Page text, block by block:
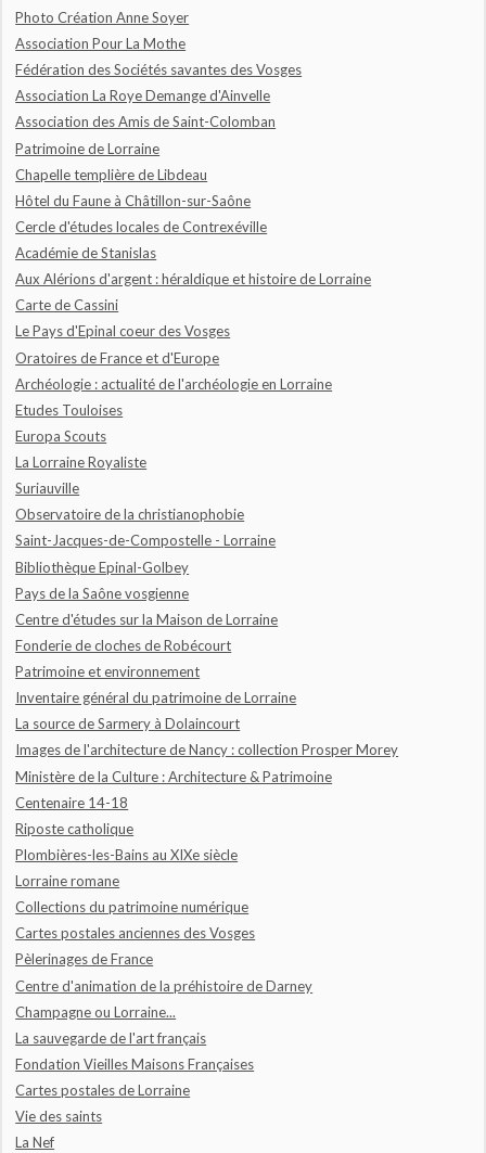
Photo Création Anne Soyer
Association Pour La Mothe
Fédération des Sociétés savantes des Vosges
Association La Roye Demange d'Ainvelle
Association des Amis de Saint-Colomban
Patrimoine de Lorraine
Chapelle templière de Libdeau
Hôtel du Faune à Châtillon-sur-Saône
Cercle d'études locales de Contrexéville
Académie de Stanislas
Aux Alérions d'argent : héraldique et histoire de Lorraine
Carte de Cassini
Le Pays d'Epinal coeur des Vosges
Oratoires de France et d'Europe
Archéologie : actualité de l'archéologie en Lorraine
Etudes Touloises
Europa Scouts
La Lorraine Royaliste
Suriauville
Observatoire de la christianophobie
Saint-Jacques-de-Compostelle - Lorraine
Bibliothèque Epinal-Golbey
Pays de la Saône vosgienne
Centre d'études sur la Maison de Lorraine
Fonderie de cloches de Robécourt
Patrimoine et environnement
Inventaire général du patrimoine de Lorraine
La source de Sarmery à Dolaincourt
Images de l'architecture de Nancy : collection Prosper Morey
Ministère de la Culture : Architecture & Patrimoine
Centenaire 14-18
Riposte catholique
Plombières-les-Bains au XIXe siècle
Lorraine romane
Collections du patrimoine numérique
Cartes postales anciennes des Vosges
Pèlerinages de France
Centre d'animation de la préhistoire de Darney
Champagne ou Lorraine...
La sauvegarde de l'art français
Fondation Vieilles Maisons Françaises
Cartes postales de Lorraine
Vie des saints
La Nef